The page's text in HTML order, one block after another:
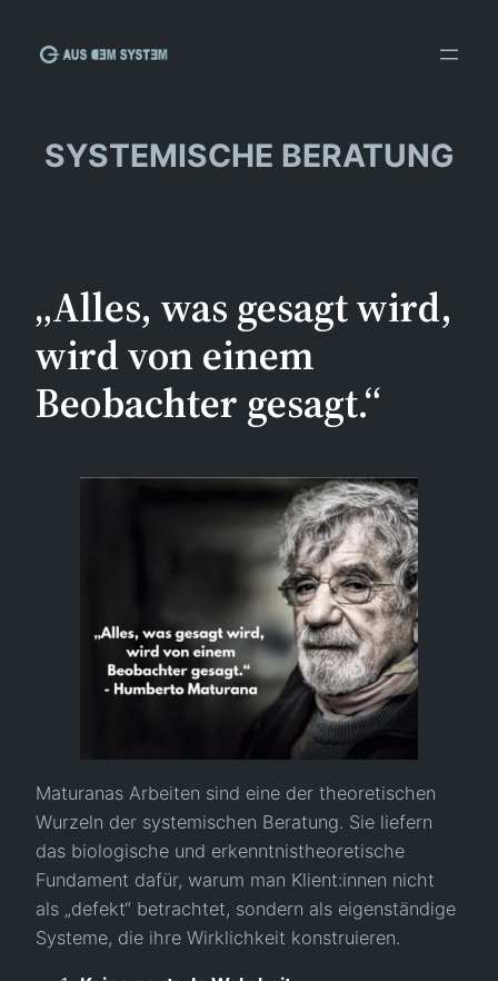
Inhalt
SYSTEMISCHE BERATUNG
„Alles, was gesagt wird,
wird von einem
Beobachter gesagt.“
Maturanas Arbeiten sind eine der theoretischen
Wurzeln der systemischen Beratung. Sie liefern
das biologische und erkenntnistheoretische
Fundament dafür, warum man Klient:innen nicht
als „defekt“ betrachtet, sondern als eigenständige
Systeme, die ihre Wirklichkeit konstruieren.